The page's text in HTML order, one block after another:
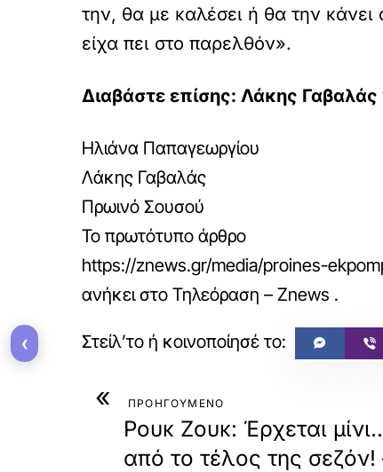
την, θα με καλέσει ή θα την
είχα πει στο παρελθόν».
Διαβάστε επίσης: Λάκης
Ηλιάνα Παπαγεωργίου
Λάκης Γαβαλάς
Πρωινό Σουσού
Το πρωτότυπο άρθρο
https://znews.gr/media/proines-
ανήκει στο Τηλεόραση – Znews .
« ΠΡΟΗΓΟΥΜΕΝΟ
Ρουκ Ζουκ: Έρχεται
από το τέλος της σεζόν!
‹